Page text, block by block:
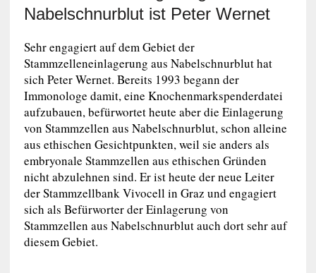
Nabelschnurblut ist Peter Wernet
Sehr engagiert auf dem Gebiet der
Stammzelleneinlagerung aus Nabelschnurblut hat
sich Peter Wernet. Bereits 1993 begann der
Immonologe damit, eine Knochenmarkspenderdatei
aufzubauen, befürwortet heute aber die Einlagerung
von Stammzellen aus Nabelschnurblut, schon alleine
aus ethischen Gesichtpunkten, weil sie anders als
embryonale Stammzellen aus ethischen Gründen
nicht abzulehnen sind. Er ist heute der neue Leiter
der Stammzellbank Vivocell in Graz und engagiert
sich als Befürworter der Einlagerung von
Stammzellen aus Nabelschnurblut auch dort sehr auf
diesem Gebiet.